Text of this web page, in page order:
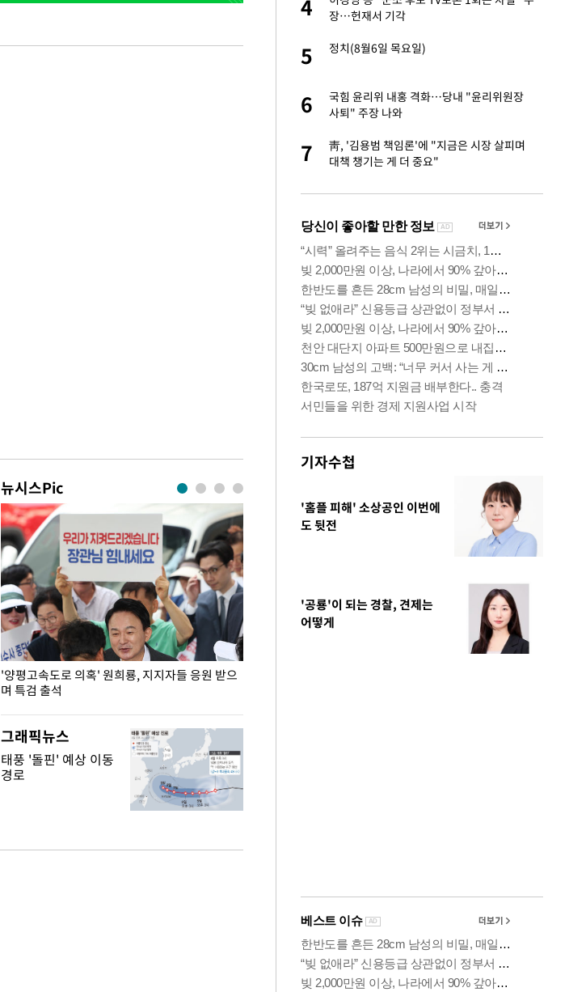
뉴시스Pic
'양평고속도로 의혹' 원희룡, 지지자들 응원 받으
며 특검 출석
그래픽뉴스
태풍 '돌핀' 예상 이동
경로
4
5 최준희, 또 성형수술 예고 "짝짝이 눈 탈출"
4
장…헌재서 기각
5 정치(8월6일 목요일)
6
국힘 윤리위 내홍 격화…당내 "윤리위원장
사퇴" 주장 나와
7
靑, '김용범 책임론'에 "지금은 시장 살피며
대책 챙기는 게 더 중요"
기자수첩
'홈플 피해' 소상공인 이번에
도 뒷전
'공룡'이 되는 경찰, 견제는
어떻게